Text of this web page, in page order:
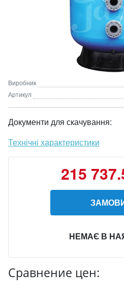
Виробник
Артикул
Документи для скачування:
Технічні характеристики
215
НЕМАЄ В
Сравнение цен: